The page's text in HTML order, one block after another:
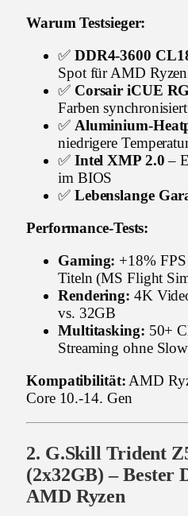
Warum Testsieger:
✅ DDR4-3600
Spot für AMD
✅ Corsair iCUE
Farben synchronisiert
✅ Aluminium-
niedrigere
✅ Intel XMP 2.0–
im BIOS
✅ Lebenslange
Performance-Tests:
Gaming: +18%
Titeln (MS Flight
Rendering: 4K
vs. 32GB
Multitasking: 50+
Streaming ohne
Kompatibilität:AMD
Core 10.-14. Gen
2. G.Skill Trident
(2x32GB) – Bester
AMD Ryzen